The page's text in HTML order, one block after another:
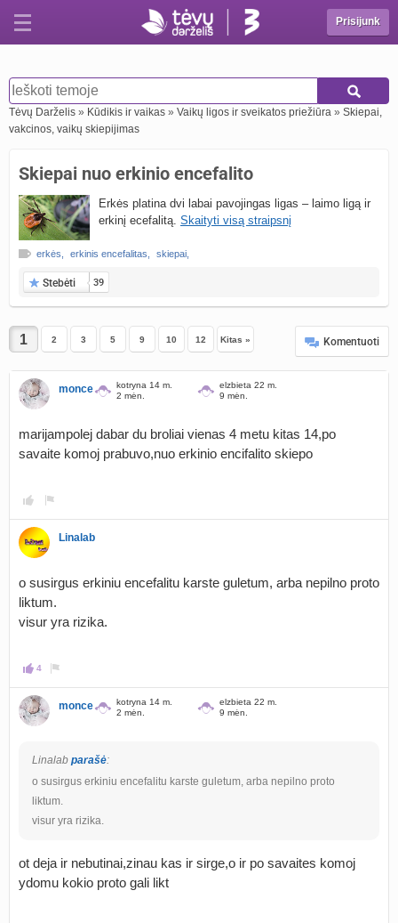
Prisijunk
Tėvų Darželis » Kūdikis ir vaikas » Vaikų ligos ir sveikatos priežiūra » Skiepai,
vakcinos, vaikų skiepijimas
Skiepai nuo erkinio encefalito
Erkės platina dvi labai pavojingas ligas – laimo ligą ir
erkinį ecefalitą. Skaityti visą straipsnį
erkės, erkinis encefalitas, skiepai,
Stebėti 39
2 3 5 9 10 12 Kitas » Komentuoti
monce
kotryna 14 m.
2 mėn.
elzbieta 22 m.
9 mėn.
marijampolej dabar du broliai vienas 4 metu kitas 14,po
savaite komoj prabuvo,nuo erkinio encifalito skiepo
Linalab
o susirgus erkiniu encefalitu karste guletum, arba nepilno proto
liktum.
visur yra rizika.
4
monce
kotryna 14 m.
2 mėn.
elzbieta 22 m.
9 mėn.
Linalab parašė:
o susirgus erkiniu encefalitu karste guletum, arba nepilno proto
liktum.
visur yra rizika.
ot deja ir nebutinai,zinau kas ir sirge,o ir po savaites komoj
ydomu kokio proto gali likt